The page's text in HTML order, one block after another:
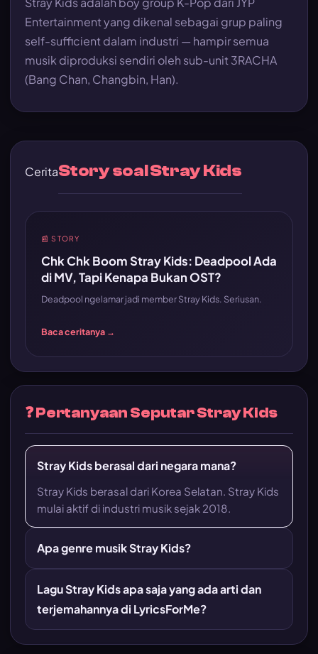
Entertainment yang dikenal sebagai grup paling
self-sufficient dalam industri — hampir semua
musik diproduksi sendiri oleh sub-unit 3RACHA
(Bang Chan, Changbin, Han).
CeritaStory soal Stray Kids
📰 STORY
Chk Chk Boom Stray Kids: Deadpool Ada
di MV, Tapi Kenapa Bukan OST?
Deadpool ngelamar jadi member Stray Kids. Seriusan.
Baca ceritanya →
❓ Pertanyaan Seputar Stray Kids
Stray Kids berasal dari negara mana?
Stray Kids berasal dari Korea Selatan. Stray Kids
mulai aktif di industri musik sejak 2018.
Apa genre musik Stray Kids?
Lagu Stray Kids apa saja yang ada arti dan
terjemahannya di LyricsForMe?